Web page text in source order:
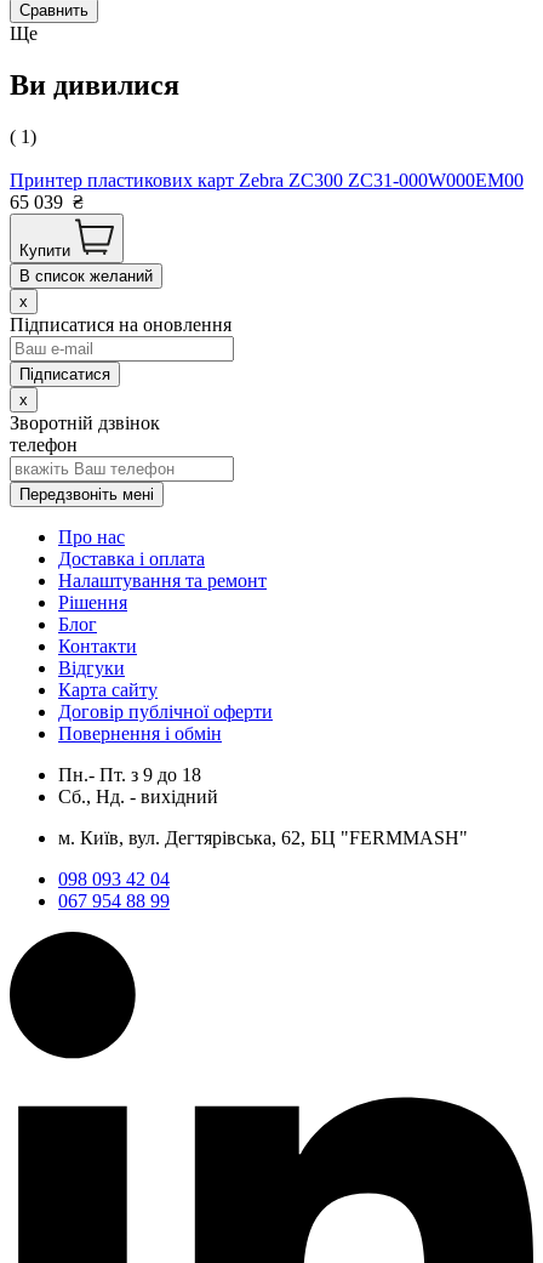
Сравнить
Ще
Ви дивилися
( 1)
Принтер пластикових карт Zebra ZC300 ZC31-000W000EM00
65 039 ₴
Купити
В список желаний
x
Підписатися на оновлення
x
Зворотній дзвінок
телефон
Передзвоніть мені
Про нас
Доставка і оплата
Налаштування та ремонт
Рішення
Блог
Контакти
Відгуки
Карта сайту
Договір публічної оферти
Повернення і обмін
Пн.- Пт. з 9 до 18
Сб., Нд. - вихідний
м. Київ, вул. Дегтярівська, 62, БЦ "FERMMASH"
098 093 42 04
067 954 88 99